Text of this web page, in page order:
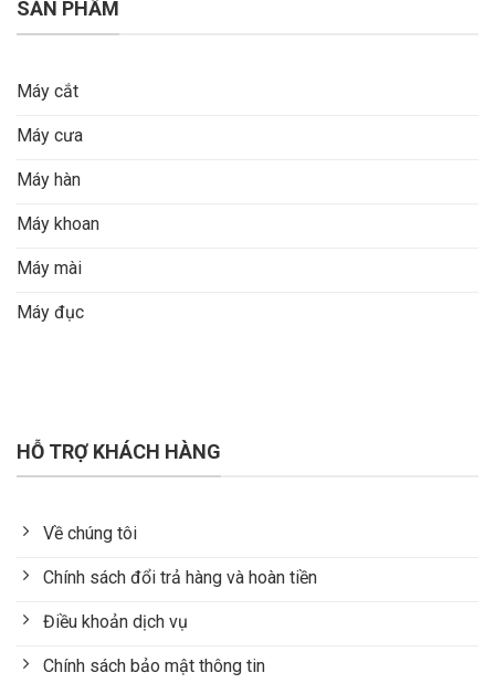
SẢN PHẨM
Máy cắt
Máy cưa
Máy hàn
Máy khoan
Máy mài
Máy đục
HỖ TRỢ KHÁCH HÀNG
Về chúng tôi
Chính sách đổi trả hàng và hoàn tiền
Điều khoản dịch vụ
Chính sách bảo mật thông tin